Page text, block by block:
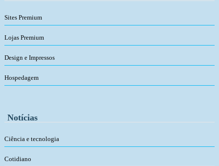
Sites Premium
Lojas Premium
Design e Impressos
Hospedagem
Notícias
Ciência e tecnologia
Cotidiano